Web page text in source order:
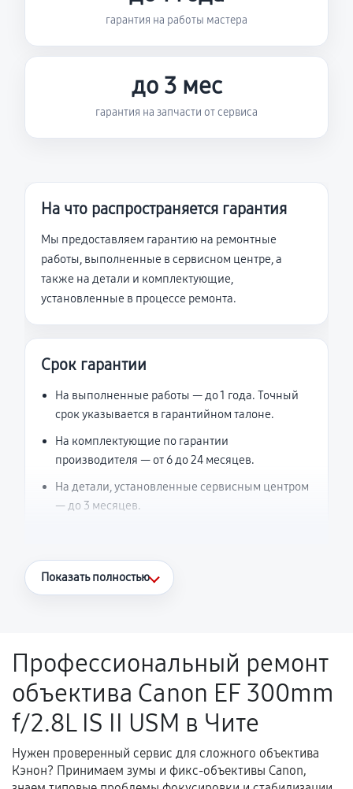
гарантия на работы мастера
до 3 мес
гарантия на запчасти от сервиса
На что распространяется гарантия
Мы предоставляем гарантию на ремонтные
работы, выполненные в сервисном центре, а
также на детали и комплектующие,
установленные в процессе ремонта.
Срок гарантии
На выполненные работы — до 1 года. Точный
срок указывается в гарантийном талоне.
На комплектующие по гарантии
производителя — от 6 до 24 месяцев.
На детали, установленные сервисным центром
— до 3 месяцев.
Что считается гарантийным случаем
Поломка установленной детали при
нормальной эксплуатации в течение
гарантийного срока.
Несоответствие комплектующей заявленным
техническим характеристикам.
Показать полностью
Профессиональный ремонт
объектива Canon EF 300mm
f/2.8L IS II USM в Чите
Нужен проверенный сервис для сложного объектива
Кэнон? Принимаем зумы и фикс-объективы Canon,